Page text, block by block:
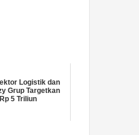
Logistik dan
Grup Targetkan
5 Triliun